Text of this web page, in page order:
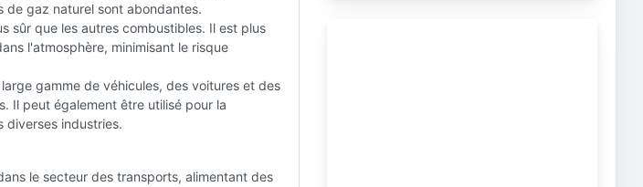
de gaz naturel sont abondantes.
sûr que les autres combustibles. Il est plus
l'atmosphère, minimisant le risque
gamme de véhicules, des voitures et des
Il peut également être utilisé pour la
diverses industries.
le secteur des transports, alimentant des